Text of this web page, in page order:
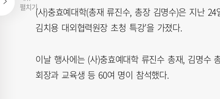
펼치기(사)충효예대학(총재 류진수, 총장 김명수)은 지난
김치용 대외협력원장 초청 특강’을 가졌다.
이날 행사에는 (사)충효예대학 류진수 총재, 김명수
회장과 교육생 등 60여 명이 참석했다.